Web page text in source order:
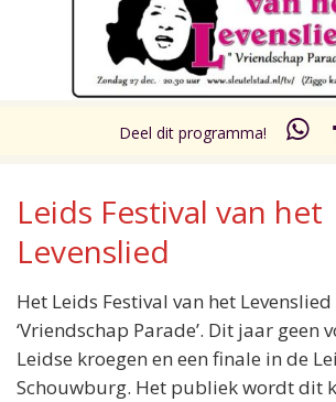
uur 1 van 0
Deel dit programma!
Leids Festival van het
Levenslied
Het Leids Festival van het
‘Vriendschap Parade’. Dit jaar geen
Leidse kroegen en een finale in de
Schouwburg. Het publiek wordt dit